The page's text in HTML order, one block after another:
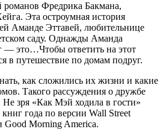
романов Фредрика Бакмана,
Эта остроумная история
Аманде Эттавей, любительнице
саду. Однажды Аманда
— это…Чтобы ответить на этот
в путешествие по домам подруг.
как сложились их жизни и какие
Такого рассуждения о дружбе
зря «Как Мэй ходила в гости»
года по версии Wall Street
Good Morning America.